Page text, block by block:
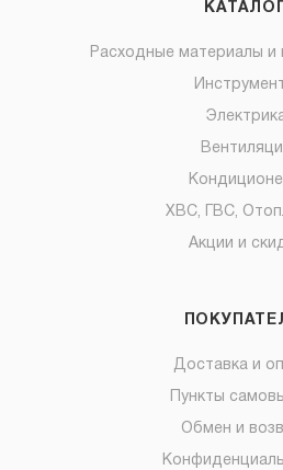
КАТАЛОГ
Расходные материалы и
ХВС, ГВС,
Акции и
Доставка и
Пункты
Обмен и